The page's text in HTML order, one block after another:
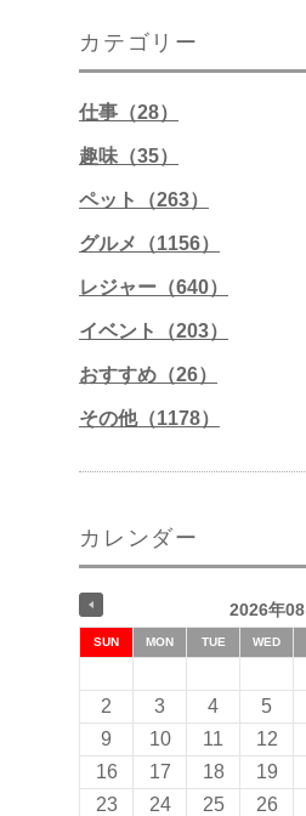
カテゴリー
仕事（28）
趣味（35）
ペット（263）
グルメ（1156）
レジャー（640）
イベント（203）
おすすめ（26）
その他（1178）
カレンダー
2026年08
SUN MON TUE WED
2
3 4 5
9
10 11 12
16
17 18 19
23
24 25 26